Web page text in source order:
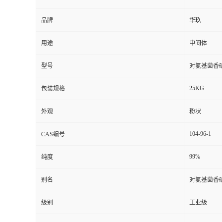
品牌 华玖
用途 中间体
型号 对氨基茴香
包装规格 25KG
外观 粉状
CAS编号 104-96-1
纯度 99%
别名 对氨基茴香
级别 工业级